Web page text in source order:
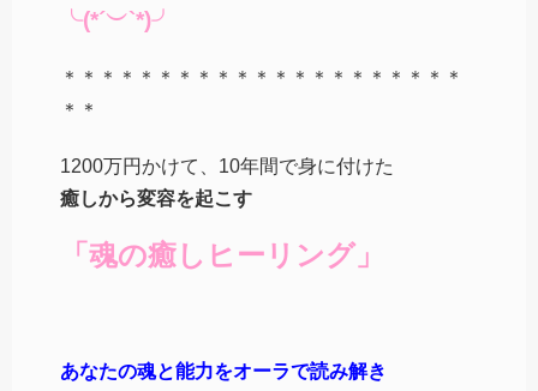
╰(*´︶`*)╯
＊＊＊＊＊＊＊＊＊＊＊＊＊＊＊＊＊＊＊＊＊
＊＊
1200万円かけて、10年間で身に付けた
癒しから変容を起こす
「魂の癒しヒーリング」
あなたの魂と能力をオーラで読み解き